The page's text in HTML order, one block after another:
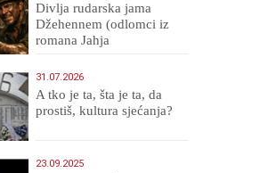
Divlja rudarska jama
Džehennem (odlomci iz
romana Jahja
31.07.2026
A tko je ta, šta je ta, da
prostiš, kultura sjećanja?
23.09.2025